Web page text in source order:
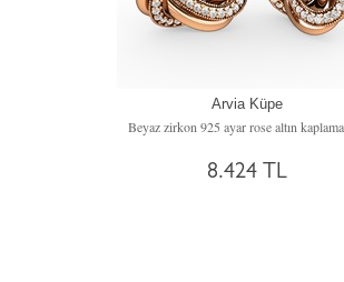
Arvia Küpe
8.424 TL